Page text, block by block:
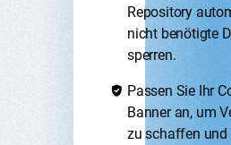
Repository
nicht benötigte
sperren.
Passen Sie Ihr
Banner an, um
zu schaffen und